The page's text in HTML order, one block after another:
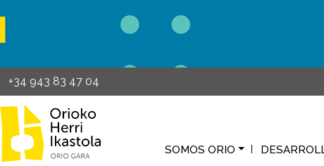
Pasar al contenido principal
+34 943 83 47 04
SOMOS ORIO